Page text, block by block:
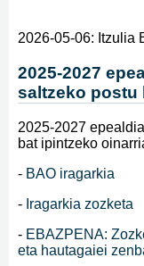
2026-05-06: Itzulia
2025-2027
saltzeko postu
2025-2027
bat ipintzeko
- BAO iragarkia
- Iragarkia zozketa
- EBAZPENA:
eta hautagaiei